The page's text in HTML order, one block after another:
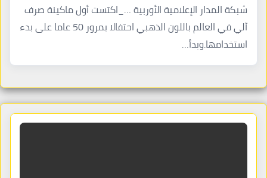
شبكة المدار الإعلامية الأوربية …_اكتست أول ماكينة صرف
آلي في العالم باللون الذهبي احتفالا بمرور 50 عاما على بدء
استخدامها.وبدأ…